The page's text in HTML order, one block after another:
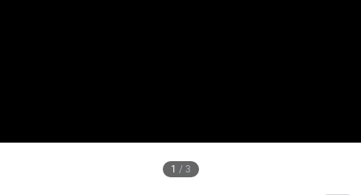
1 / 3